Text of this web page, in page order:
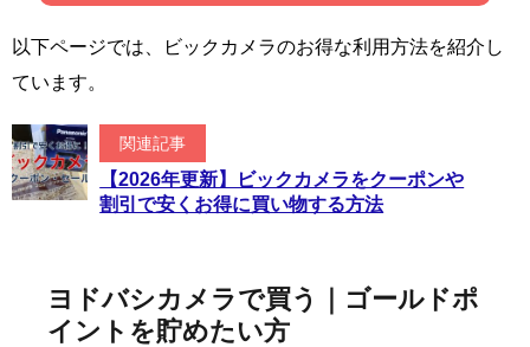
以下ページでは、ビックカメラのお得な利用方法を紹介し
ています。
関連記事
【2026年更新】ビックカメラをクーポンや
割引で安くお得に買い物する方法
ヨドバシカメラで買う｜ゴールドポ
イントを貯めたい方